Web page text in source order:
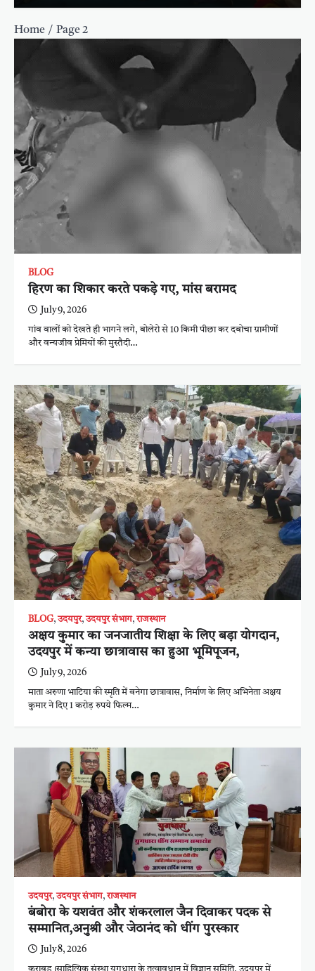
Home Page 2
BLOG
हिरण का शिकार करते पकड़े गए, मांस बरामद
July 9, 2026
गांव वालों को देखते ही भागने लगे, बोलेरो से 10 किमी पीछा कर दबोचा ग्रामीणों
और वन्यजीव प्रेमियों की मुस्तैदी…
BLOG, उदयपुर, उदयपुर संभाग, राजस्थान
अक्षय कुमार का जनजातीय शिक्षा के लिए बड़ा योगदान,
उदयपुर में कन्या छात्रावास का हुआ भूमिपूजन,
July 9, 2026
माता अरुणा भाटिया की स्मृति में बनेगा छात्रावास, निर्माण के लिए अभिनेता अक्षय
कुमार ने दिए 1 करोड़ रुपये फिल्म…
उदयपुर, उदयपुर संभाग, राजस्थान
बंबोरा के यशवंत और शंकरलाल जैन दिवाकर पदक से
सम्मानित,अनुश्री और जेठानंद को धींग पुरस्कार
July 8, 2026